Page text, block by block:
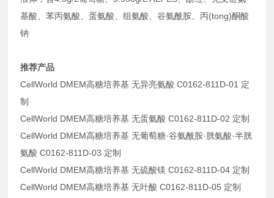
基酸、苯丙氨酸、蛋氨酸、组氨酸、谷氨酰胺、丙(tong)酮酸
钠
推荐产品
CellWorld DMEM高糖培养基 无异亮氨酸 C0162-811D-01 定
制
CellWorld DMEM高糖培养基 无蛋氨酸 C0162-811D-02 定制
CellWorld DMEM高糖培养基 无葡萄糖·谷氨酰胺·胱氨酸·半胱
氨酸 C0162-811D-03 定制
CellWorld DMEM高糖培养基 无硫酸镁 C0162-811D-04 定制
CellWorld DMEM高糖培养基 无叶酸 C0162-811D-05 定制